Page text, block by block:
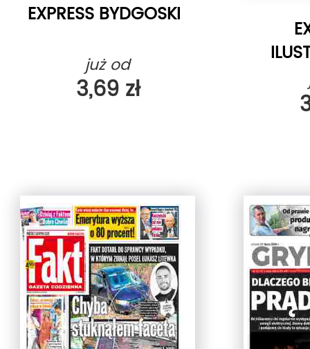
EXPRESS BYDGOSKI
już od
3,69 zł